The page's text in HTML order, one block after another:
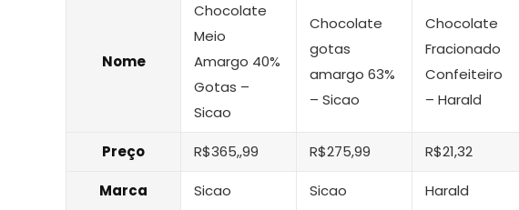
Nome
Chocolate
Meio
Amargo 40%
Gotas –
Sicao
Chocolate
gotas
amargo 63%
– Sicao
Chocolate
Fracionado
Confeiteiro
– Harald
Preço R$365,,99 R$275,99 R$21,32
Marca Sicao Sicao Harald